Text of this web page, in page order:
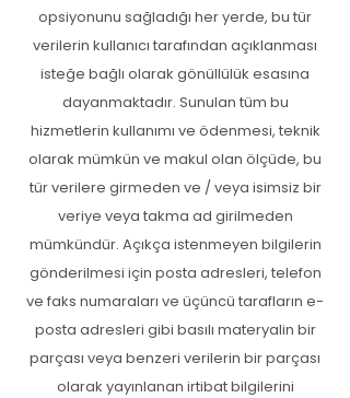
opsiyonunu sağladığı her yerde, bu tür
verilerin kullanıcı tarafından açıklanması
isteğe bağlı olarak gönüllülük esasına
dayanmaktadır. Sunulan tüm bu
hizmetlerin kullanımı ve ödenmesi, teknik
olarak mümkün ve makul olan ölçüde, bu
tür verilere girmeden ve / veya isimsiz bir
veriye veya takma ad girilmeden
mümkündür. Açıkça istenmeyen bilgilerin
gönderilmesi için posta adresleri, telefon
ve faks numaraları ve üçüncü tarafların e-
posta adresleri gibi basılı materyalin bir
parçası veya benzeri verilerin bir parçası
olarak yayınlanan irtibat bilgilerini